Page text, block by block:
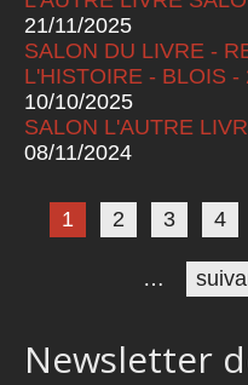
21/11/2025
SALON DU LIVRE -
L'HISTOIRE - BLOIS -
10/10/2025
SALON L'AUTRE
08/11/2024
Pages
1 2 3 4
…
Newsletter